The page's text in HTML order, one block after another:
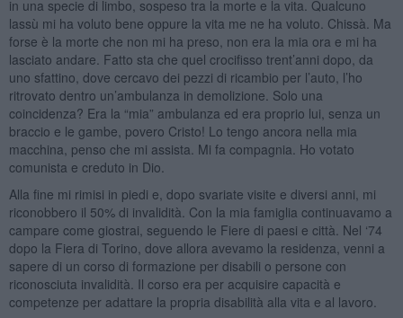
in una specie di limbo, sospeso tra la morte e la vita. Qualcuno
lassù mi ha voluto bene oppure la vita me ne ha voluto. Chissà. Ma
forse è la morte che non mi ha preso, non era la mia ora e mi ha
lasciato andare. Fatto sta che quel crocifisso trent’anni dopo, da
uno sfattino, dove cercavo dei pezzi di ricambio per l’auto, l’ho
ritrovato dentro un’ambulanza in demolizione. Solo una
coincidenza? Era la “mia” ambulanza ed era proprio lui, senza un
braccio e le gambe, povero Cristo! Lo tengo ancora nella mia
macchina, penso che mi assista. Mi fa compagnia. Ho votato
comunista e creduto in Dio.
Alla fine mi rimisi in piedi e, dopo svariate visite e diversi anni, mi
riconobbero il 50% di invalidità. Con la mia famiglia continuavamo a
campare come giostrai, seguendo le Fiere di paesi e città. Nel ‘74
dopo la Fiera di Torino, dove allora avevamo la residenza, venni a
sapere di un corso di formazione per disabili o persone con
riconosciuta invalidità. Il corso era per acquisire capacità e
competenze per adattare la propria disabilità alla vita e al lavoro.